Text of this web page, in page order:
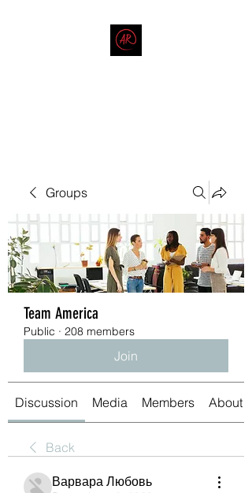
Groups
Team America
Public · 208 members
Join
Discussion Media Members About
Back
Варвара Любовь